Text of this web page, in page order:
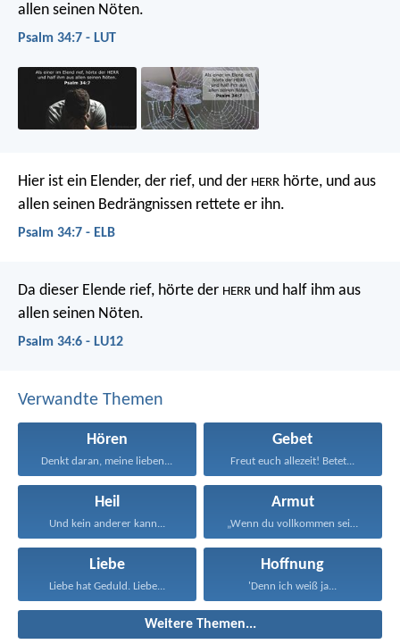
allen seinen Nöten.
Psalm 34:7 - LUT
Hier ist ein Elender, der rief, und der HERR hörte, und aus
allen seinen Bedrängnissen rettete er ihn.
Psalm 34:7 - ELB
Da dieser Elende rief, hörte der HERR und half ihm aus
allen seinen Nöten.
Psalm 34:6 - LU12
Verwandte Themen
Hören
Denkt daran, meine lieben...
Gebet
Freut euch allezeit! Betet...
Heil
Und kein anderer kann...
Armut
„Wenn du vollkommen sein...
Liebe
Liebe hat Geduld. Liebe...
Hoffnung
'Denn ich weiß ja...
Weitere Themen...